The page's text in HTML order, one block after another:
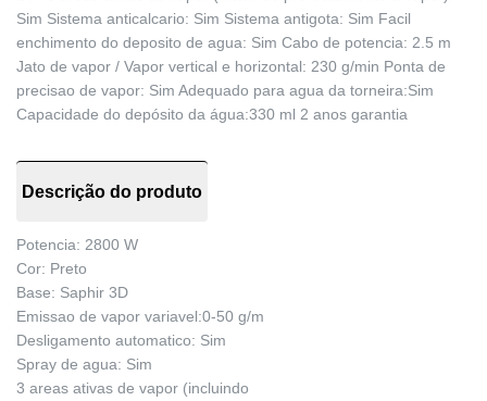
Sim Sistema anticalcario: Sim Sistema antigota: Sim Facil
enchimento do deposito de agua: Sim Cabo de potencia: 2.5 m
Jato de vapor / Vapor vertical e horizontal: 230 g/min Ponta de
precisao de vapor: Sim Adequado para agua da torneira:Sim
Capacidade do depósito da água:330 ml 2 anos garantia
Descrição do produto
Potencia: 2800 W
Cor: Preto
Base: Saphir 3D
Emissao de vapor variavel:0-50 g/m
Desligamento automatico: Sim
Spray de agua: Sim
3 areas ativas de vapor (incluindo